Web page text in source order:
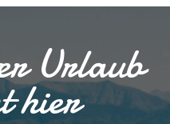
Urlaub
hier